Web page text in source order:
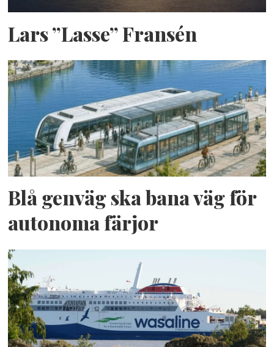
Lars ”Lasse” Fransén
Blå genväg ska bana väg för
autonoma färjor